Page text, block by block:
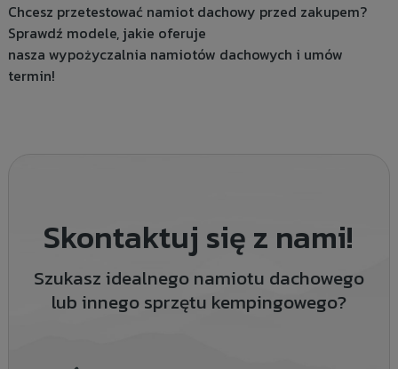
Chcesz przetestować namiot dachowy przed zakupem?
Sprawdź modele, jakie oferuje
nasza wypożyczalnia namiotów dachowych i umów
termin!
Skontaktuj się z nami!
Szukasz idealnego namiotu dachowego
lub innego sprzętu kempingowego?